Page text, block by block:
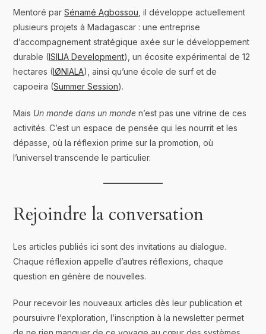
Mentoré parSénamé Agbossou , il développe actuellement
plusieurs projets à Madagascar : une entreprise
d’accompagnement stratégique axée sur le développement
durable (ISILIA Development), un écosite expérimental de 12
hectares (IØNIALA), ainsi qu’une école de surf et de
capoeira (Summer Session).
Mais Un monde dans un monde n’est pas une vitrine de ces
activités. C’est un espace de pensée qui les nourrit et les
dépasse, où la réflexion prime sur la promotion, où
l’universel transcende le particulier.
Rejoindre la conversation
Les articles publiés ici sont des invitations au dialogue.
Chaque réflexion appelle d’autres réflexions, chaque
question en génère de nouvelles.
Pour recevoir les nouveaux articles dès leur publication et
poursuivre l’exploration, l’inscription à la newsletter permet